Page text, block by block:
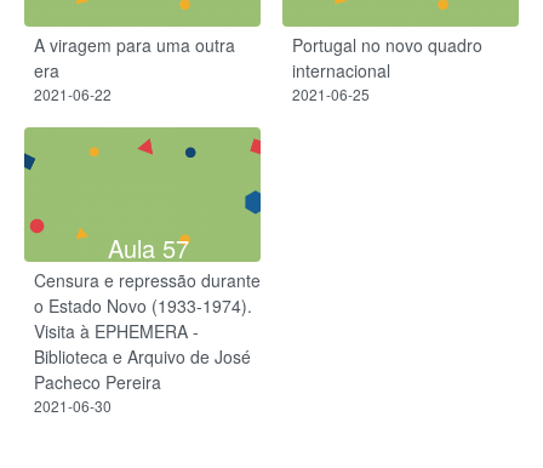
A viragem para uma outra
era
2021-06-22
Portugal no novo quadro
internacional
2021-06-25
Aula 57
Censura e repressão durante
o Estado Novo (1933-1974).
Visita à EPHEMERA -
Biblioteca e Arquivo de José
Pacheco Pereira
2021-06-30